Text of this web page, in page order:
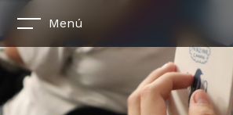
Menú